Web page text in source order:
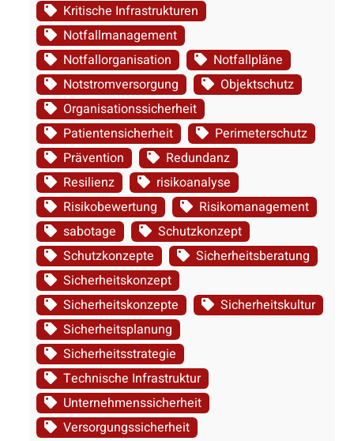
Kritische Infrastrukturen
Notfallmanagement
Notfallorganisation
Notfallpläne
Notstromversorgung
Objektschutz
Organisationssicherheit
Patientensicherheit
Perimeterschutz
Prävention
Redundanz
Resilienz
risikoanalyse
Risikobewertung
Risikomanagement
sabotage
Schutzkonzept
Schutzkonzepte
Sicherheitsberatung
Sicherheitskonzept
Sicherheitskonzepte
Sicherheitskultur
Sicherheitsplanung
Sicherheitsstrategie
Technische Infrastruktur
Unternehmenssicherheit
Versorgungssicherheit